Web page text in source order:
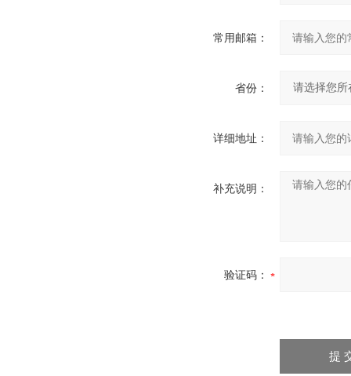
常用邮箱：
省份：
详细地址：
补充说明：
验证码：